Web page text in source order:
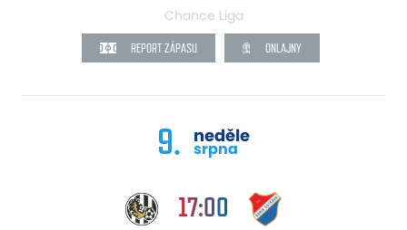
Chance Liga
REPORT ZÁPASU ONLAJNY
9. neděle
srpna
17:00